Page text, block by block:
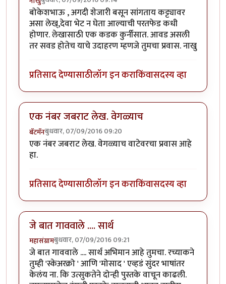
बोकेशभाऊ , अगदी शेजारी बसून सांगताय कट्ट्यावर
असा लेख्,देवा भेट न घेता आल्याची परतफेड कधी
होणार. लेखासाठी एक कडक कुर्नीसात. आवड असली
तर सवड होतेच याचे उदाहरण म्हणजे तुमचा प्रवास. नाखु
प्रतिसाद देण्यासाठीलॉग इन कराकिंवासदस्य व्हा
एक नंबर जबराट लेख. वेगळ्याच
बॅटमॅनबुधवार, 07/09/2016 09:20
एक नंबर जबराट लेख. वेगळ्याच वाटेवरचा प्रवास आहे
हा.
प्रतिसाद देण्यासाठीलॉग इन कराकिंवासदस्य व्हा
जे बात गाववाले .... सार्थ
महासंग्रामबुधवार, 07/09/2016 09:21
जे बात गाववाले .... सार्थ अभिमान आहे तुमचा. रच्याकने
तुम्ही 'स्केअरक्रो ' आणि 'मोसाद ' एव्हडं सुंदर भाषांतर
केलंय ना. कि उत्सुकतेने दोन्ही पुस्तके वाचून काढली.